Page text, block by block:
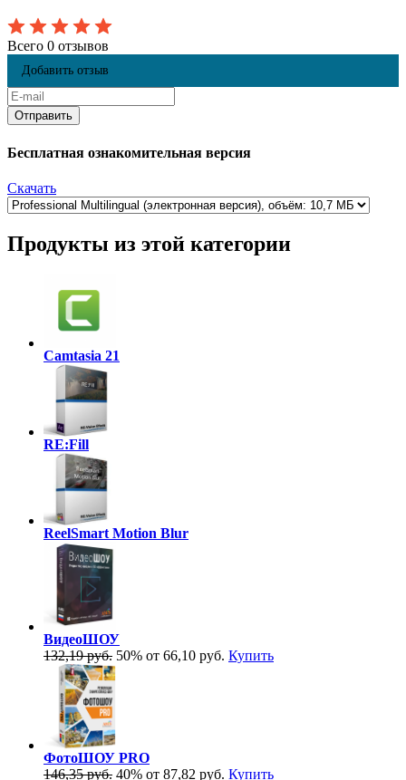
Всего 0 отзывов
Добавить отзыв
Бесплатная ознакомительная версия
Скачать
Продукты из этой категории
Camtasia 21
RE:Fill
ReelSmart Motion Blur
ВидеоШОУ
132,19 руб. 50% от 66,10 руб. Купить
ФотоШОУ PRO
146,35 руб. 40% от 87,82 руб. Купить